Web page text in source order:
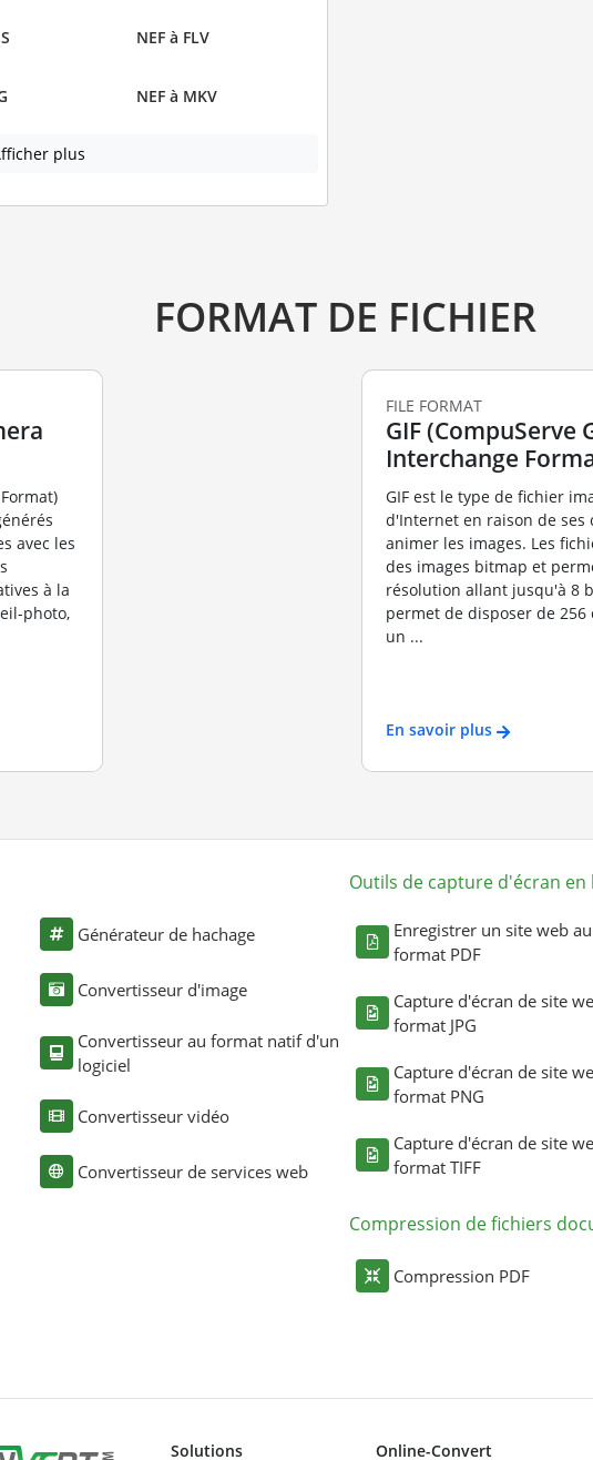
NEF à FLV
NEF à MKV
plus
FORMAT DE FICHIER
avec les
à la
photo,
FILE FORMAT
GIF (CompuServe
Interchange
GIF est le type de fichier
d'Internet en raison de ses
animer les images. Les
des images bitmap et
résolution allant jusqu'à 8
permet de disposer de 256
un ...
En savoir plus
Générateur de hachage
Convertisseur d'image
Convertisseur au format natif d'un
logiciel
Convertisseur vidéo
Convertisseur de services web
Outils de capture d'écran en
Enregistrer un site web au
format PDF
Capture d'écran de site
format JPG
Capture d'écran de site
format PNG
Capture d'écran de site
format TIFF
Compression de fichiers
Compression PDF
Solutions Online-Convert